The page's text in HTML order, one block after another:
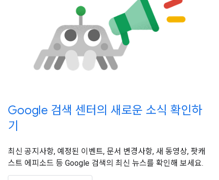
Google 검색 센터의 새로운 소식 확인하
기
최신 공지사항, 예정된 이벤트, 문서 변경사항, 새 동영상, 팟캐
스트 에피소드 등 Google 검색의 최신 뉴스를 확인해 보세요.